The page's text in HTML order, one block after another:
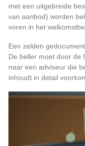
met een uitgebreide
van aanbod) worden
voren in het
Een zelden
De beller moet door de
naar een adviseur die
inhoudt in detail